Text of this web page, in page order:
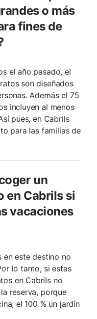
o más
fines de
el año pasado, el
son diseñados
Además el 75
incluyen al menos
pues, en Cabrils
para las familias de
un
en Cabrils si
vacaciones
en este destino no
lo tanto, si estas
en Cabrils no
reserva, porque
el 100 % un jardín